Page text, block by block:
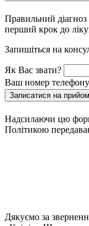
Правильний діагноз
перший крок до
Запишіться на
Як Вас звати?
Ваш номер телефону
Записатися на прийом
Надсилаючи цю
Політикою
Дякуємо за